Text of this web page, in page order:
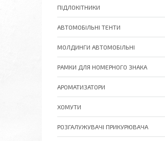
ПІДЛОКІТНИКИ
АВТОМОБІЛЬНІ ТЕНТИ
МОЛДИНГИ АВТОМОБІЛЬНІ
РАМКИ ДЛЯ НОМЕРНОГО ЗНАКА
АРОМАТИЗАТОРИ
ХОМУТИ
РОЗГАЛУЖУВАЧІ ПРИКУРЮВАЧА